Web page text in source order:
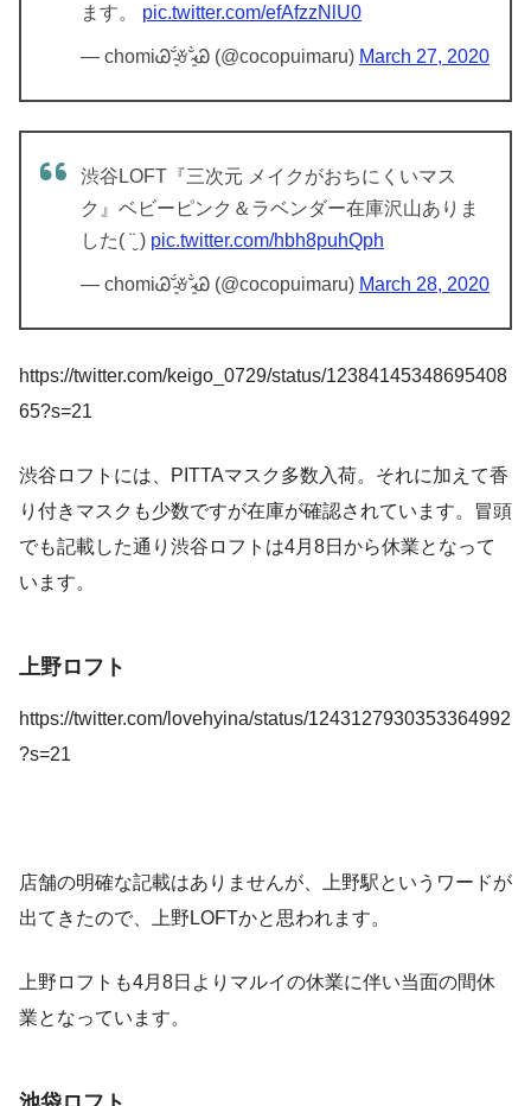
ます。 pic.twitter.com/efAfzzNlU0
— chomiᏊ˘̴͈́ꈊ˘̴͈̀Ꮚ (@cocopuimaru) March 27, 2020
渋谷LOFT『三次元 メイクがおちにくいマス
ク』ベビーピンク＆ラベンダー在庫沢山ありま
した( ¨̮ ) pic.twitter.com/hbh8puhQph
— chomiᏊ˘̴͈́ꈊ˘̴͈̀Ꮚ (@cocopuimaru) March 28, 2020
https://twitter.com/keigo_0729/status/12384145348695408
65?s=21
渋谷ロフトには、PITTAマスク多数入荷。それに加えて香
り付きマスクも少数ですが在庫が確認されています。冒頭
でも記載した通り渋谷ロフトは4月8日から休業となって
います。
上野ロフト
https://twitter.com/lovehyina/status/1243127930353364992
?s=21
店舗の明確な記載はありませんが、上野駅というワードが
出てきたので、上野LOFTかと思われます。
上野ロフトも4月8日よりマルイの休業に伴い当面の間休
業となっています。